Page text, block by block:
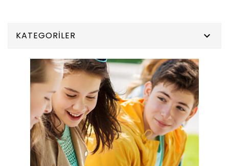
KATEGORILER 